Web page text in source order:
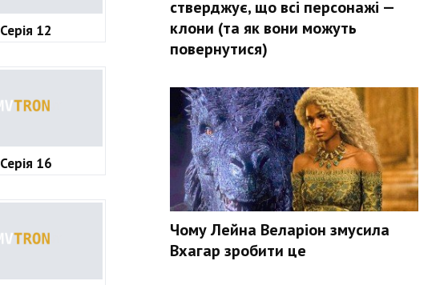
Серія 12
Серія 16
стверджує, що всі персонажі —
клони (та як вони можуть
повернутися)
Чому Лейна Веларіон змусила
Вхагар зробити це